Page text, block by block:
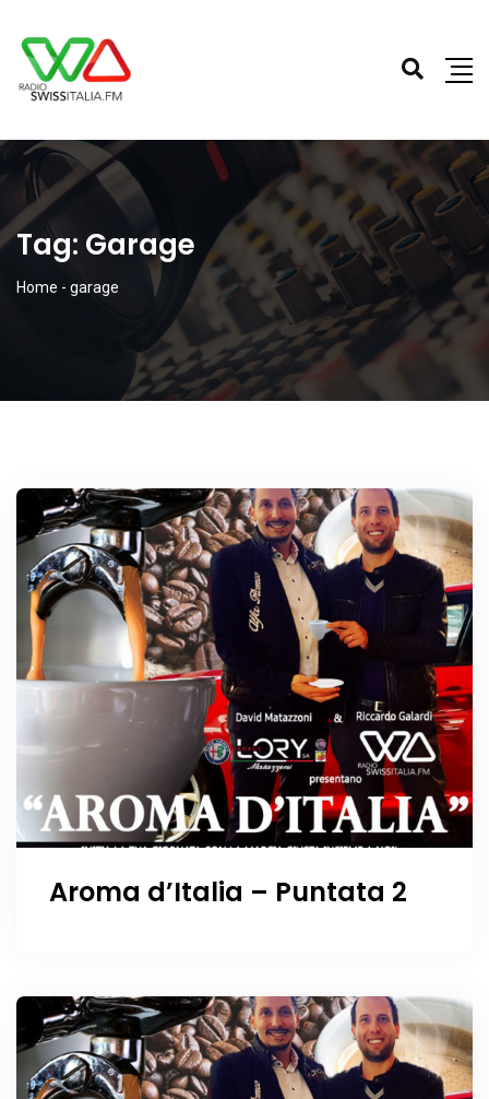
Tag: Garage
Home - garage
Aroma d’Italia – Puntata 2